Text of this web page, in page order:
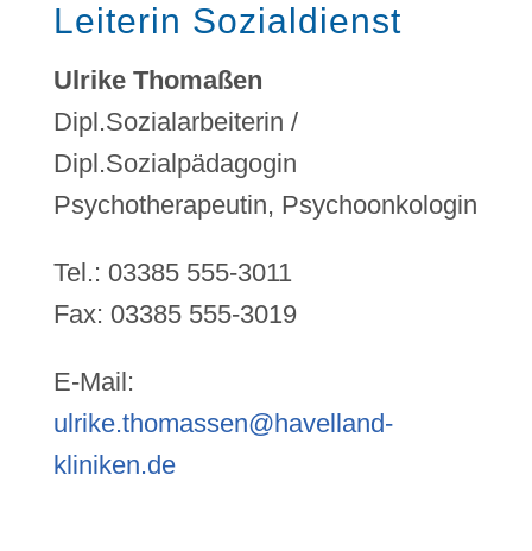
Leiterin Sozialdienst
Ulrike Thomaßen
Dipl.Sozialarbeiterin /
Dipl.Sozialpädagogin
Psychotherapeutin, Psychoonkologin
Tel.: 03385 555-3011
Fax: 03385 555-3019
E-Mail:
ulrike.thomassen@havelland-
kliniken.de